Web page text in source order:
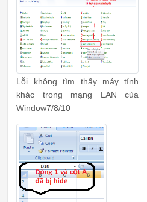
Lỗi không tìm thấy máy tính
khác trong mạng LAN của
Window7/8/10